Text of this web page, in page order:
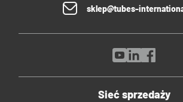
sklep@tubes-
Sieć sprzedaży